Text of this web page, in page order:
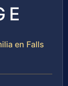
en Falls